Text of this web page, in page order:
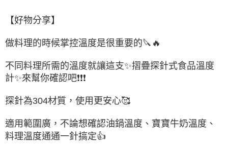
【好物分享】
做料理的時候掌控溫度是很重要的🔪🔥
不同料理所需的溫度就讓這支✨摺疊探針式食品溫度
計✨來幫你確認吧❗❗❗
探針為304材質，使用更安心🥰
適用範圍廣，不論想確認油鍋溫度、寶寶牛奶溫度、
料理溫度通通一針搞定👍